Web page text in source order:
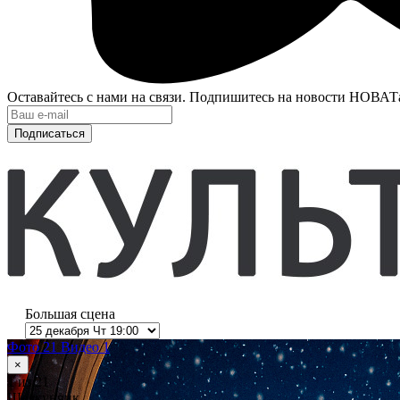
Оставайтесь с нами на связи. Подпишитесь на новости
Подписаться
Большая сцена
Фото 21 Видео 1
×
1из 21